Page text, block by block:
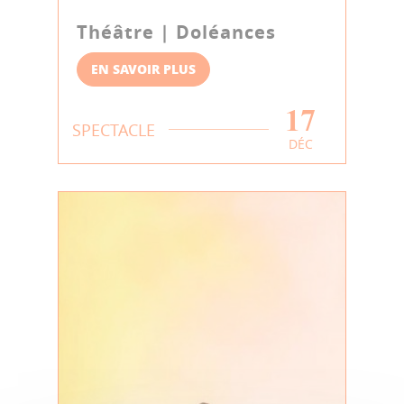
Théâtre | Doléances
EN SAVOIR PLUS
SPECTACLE 17
DÉC